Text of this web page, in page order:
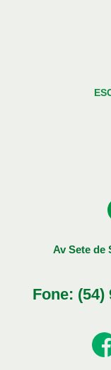
Av Sete de
Fone: (54)